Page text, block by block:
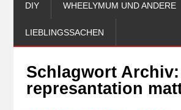
DIY WHEELYMUM UND ANDERE
LIEBLINGSSACHEN
Schlagwort Archiv:
represantation